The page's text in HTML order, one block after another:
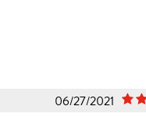
06/27/2021